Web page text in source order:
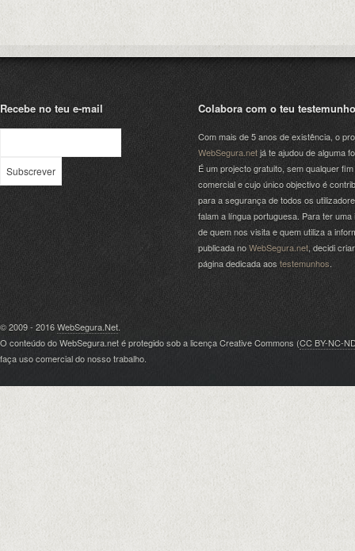
Recebe no teu e-mail Colabora com o teu testemunho
Com mais de 5 anos de existência, o
WebSegura.netjá te ajudou de alguma
É um projecto gratuito, sem qualquer fim
comercial e cujo único objectivo é
para a segurança de todos os
falam a língua portuguesa. Para ter uma
de quem nos visita e quem utiliza a
publicada noWebSegura.net , decidi
página dedicada aos testemunhos
© 2009 - 2016WebSegura.Net.
O conteúdo do WebSegura.net é protegido sob a licença Creative Commons (CC BY-NC-
faça uso comercial do nosso trabalho.